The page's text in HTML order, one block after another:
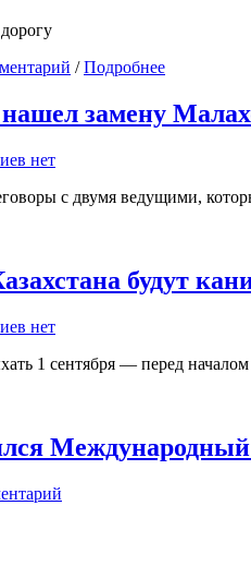
/Подробнее
нашел замену
нет
с двумя ведущими,
будут
нет
1 сентября — перед началом